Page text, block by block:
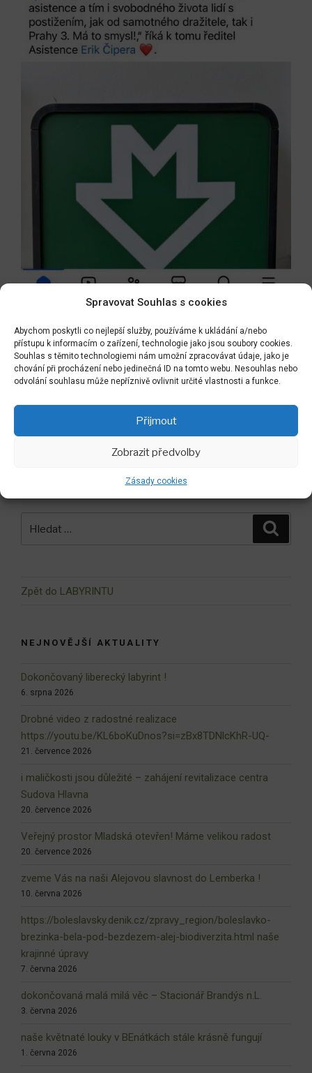
Spravovat Souhlas s cookies
Abychom poskytli co nejlepší služby, používáme k ukládání a/nebo
přístupu k informacím o zařízení, technologie jako jsou soubory cookies.
Souhlas s těmito technologiemi nám umožní zpracovávat údaje, jako je
chování při procházení nebo jedinečná ID na tomto webu. Nesouhlas nebo
odvolání souhlasu může nepříznivě ovlivnit určité vlastnosti a funkce.
Přijmout
Zobrazit předvolby
Zásady cookies
Navigace
pro
příspěvek
Předchozí
PŘEDCHOZÍ
nová studie rekreačního prostoru v Nedomicích
Zpět do LABYRINTU
NEJNOVĚJŠÍ AKTUALITY
Dokončovaný liberecký labyrint !
6. srpna 2026
Drobné video z radostné realizace
https://youtu.be/KL6boKuDnos?si=zBx8TDNlcKhR-UQ-
21. července 2026
i maličkosti jsou důležité – zahájení revitalizace centra
Sudova Hlavna
20. července 2026
Veřejný prostor Mladská otevřen! Máme velikou radost
20. července 2026
zveme Vás na naši Alejovou slavnost do Lemberka !
10. června 2026
https://boleslavsky.denik.cz/zpravy_region/boleslavko-
brezinka-bela-pod-bezdezem-alej-biodiverzita.html naše
krajinné úpravy
7. června 2026
dokončovaná malá milá věc – Stacionář Brandýs n.L.
3. června 2026
naše květnaté louky v BEnátkách stále krásně fungují
1. června 2026